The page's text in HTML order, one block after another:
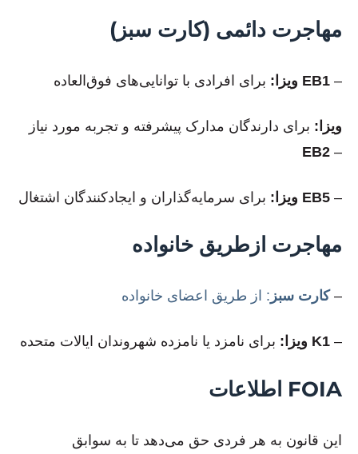
مهاجرت دائمی (کارت سبز)
ویزا: EB1 –
ویزا: برای دارندگان مدارک پیشرفته و تجربه مورد نیاز
EB2 –
ویزا: EB5 –
مهاجرت ازطریق خانواده
کارت سبز : از طریق اعضای خانواده –
ویزا: K1 –
اطلاعات FOIA
این قانون به هر فردی حق می‌دهد تا به سوابق